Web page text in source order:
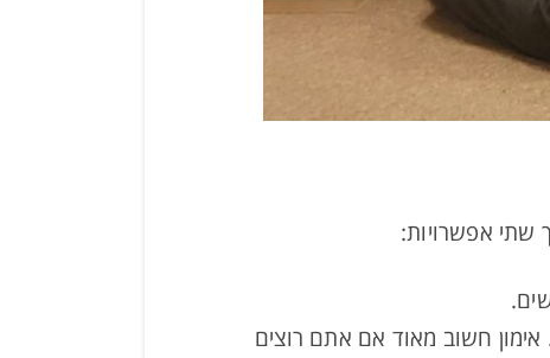
שתי אפשרויות:
חשוב מאוד אם אתם רוצים